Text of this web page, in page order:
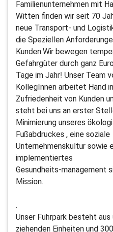
Familienunternehmen mit
Witten finden wir seit 70
neue Transport- und
die Speziellen
Kunden.Wir bewegen
Gefahrgüter durch ganz
Tage im Jahr! Unser Team
KollegInnen arbeitet Hand
Zufriedenheit von Kunden
steht bei uns an erster
Minimierung unseres
Fußabdruckes , eine soziale
Unternehmenskultur sowie
implementiertes
Gesundheits-management
Mission.
.
Unser Fuhrpark besteht aus
ziehenden Einheiten und 300